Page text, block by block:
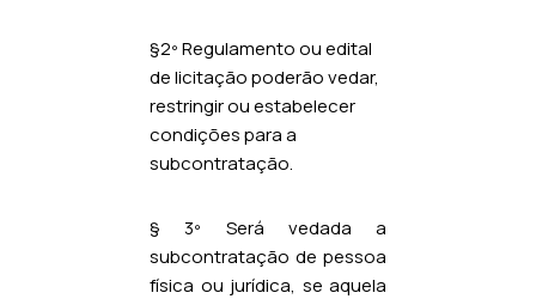
§2º Regulamento ou edital
de licitação poderão vedar,
restringir ou estabelecer
condições para a
subcontratação.
§ 3º Será vedada a
subcontratação de pessoa
física ou jurídica, se aquela